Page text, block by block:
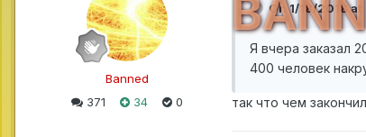
Banned
371
34 0
On 1/18/2018
Я вчера заказал
400 человек
так что чем